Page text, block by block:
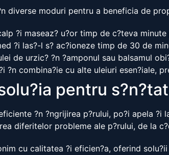
diverse moduri pentru a beneficia de
?i maseaz? u?or timp de c?teva
?i las?-l s? ac?ioneze timp de 30 de
de urzic? ?n ?amponul sau balsamul
?n combina?ie cu alte uleiuri esen?iale,
pentru
?n ?ngrijirea p?rului, po?i apela
diferitelor probleme ale p?rului, de la
cu calitatea ?i eficien?a, oferind